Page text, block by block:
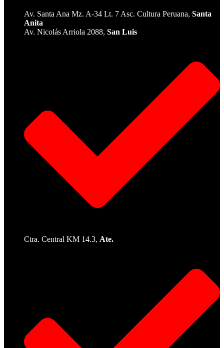
Av. Santa Ana Mz. A-34 Lt. 7 Asc. Cultura Peruana, Santa
Anita
Av. Nicolás Arriola 2088, San Luis
Ctra. Central KM 14.3, Ate.